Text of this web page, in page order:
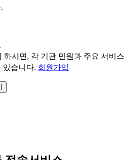
하시면, 각 기관 민원과 주요 서비스
있습니다. 회원가입